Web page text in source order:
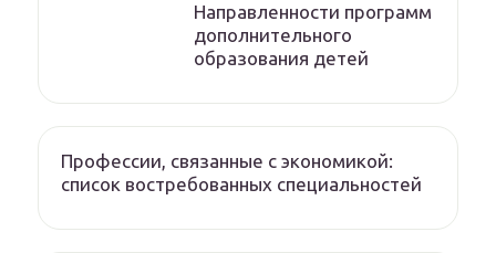
Направленности программ
дополнительного
образования детей
Профессии, связанные с экономикой:
список востребованных специальностей